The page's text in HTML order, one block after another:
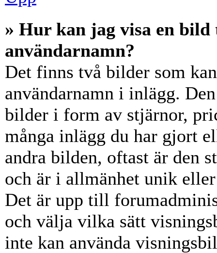
» Hur kan jag visa en
användarnamn?
Det finns två bilder som
användarnamn i inlägg.
bilder i form av stjärnor,
många inlägg du har gjort
andra bilden, oftast är den
och är i allmänhet unik
Det är upp till
och välja vilka sätt
inte kan använda